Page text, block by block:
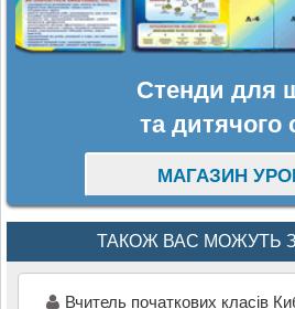
Стенди для
та дитячого
МАГАЗИН
ТАКОЖ ВАС МОЖУТЬ
Вчитель початкових класів